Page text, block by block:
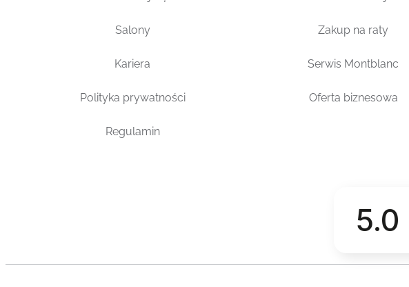
Salony
Kariera
Polityka prywatności
Regulamin
Zakup na raty
Serwis Montblanc
Oferta biznesowa
5.0